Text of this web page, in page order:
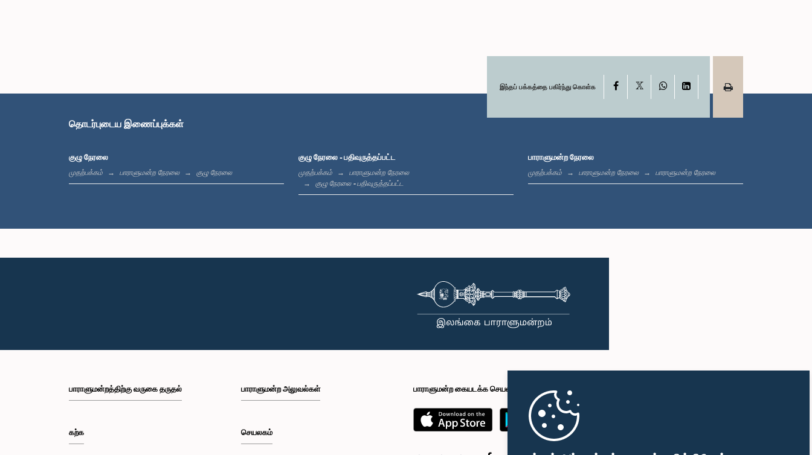
பி.ப. 12:05 - பி.ப. 12:13
இந்தப் பக்கத்தை பகிர்ந்து கொள்க Facebook WhatsAppLinkedIn
தொடர்புடைய இணைப்புக்கள்
குழு நேரலை
முதற்பக்கம் பாராளுமன்ற நேரலை குழு நேரலை
குழு நேரலை - பதிவுருத்தப்பட்ட
முதற்பக்கம்
பாராளுமன்ற நேரலை
குழு நேரலை - பதிவுருத்தப்பட்ட
பாராளுமன்ற நேரலை
முதற்பக்கம் பாராளுமன்ற நேரலை பாராளுமன்ற நேரலை
பாராளுமன்றத்திற்கு வருகை தருதல்
கற்க
பாராளுமன்ற அலுவல்கள்
செயலகம்
பாராளுமன்ற கையடக்க செயலி